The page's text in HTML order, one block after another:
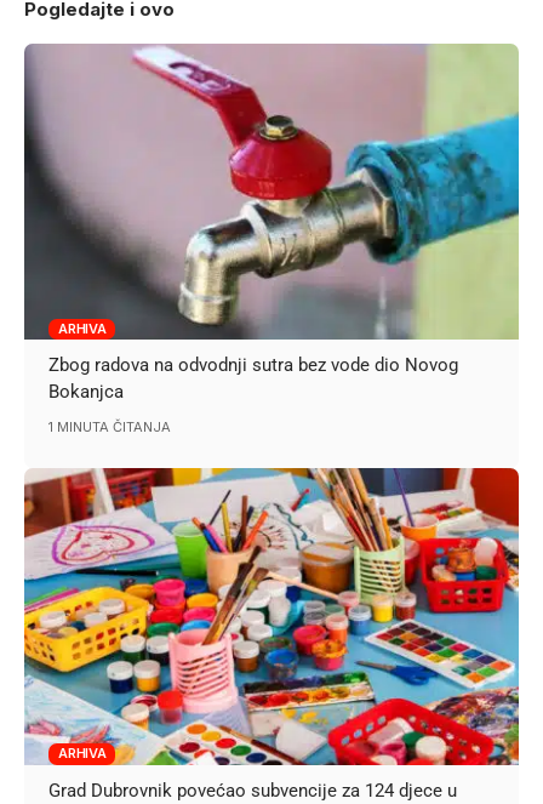
Pogledajte i ovo
ARHIVA
Zbog radova na odvodnji sutra bez vode dio Novog
Bokanjca
1 MINUTA ČITANJA
ARHIVA
Grad Dubrovnik povećao subvencije za 124 djece u